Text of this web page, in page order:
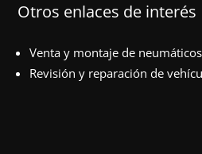
Otros enlaces de interés
Venta y montaje de
Revisión y reparación de